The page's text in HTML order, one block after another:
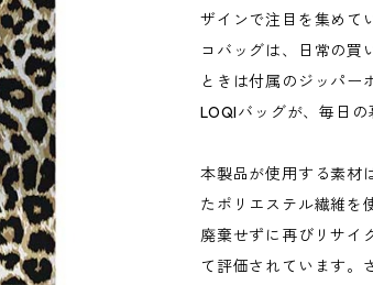
ザインで注目を集めて
コバッグは、日常の買
ときは付属のジッパー
LOQIバッグが、毎日の
本製品が使用する素材
たポリエステル繊維を
廃棄せずに再びリサイ
て評価されています。